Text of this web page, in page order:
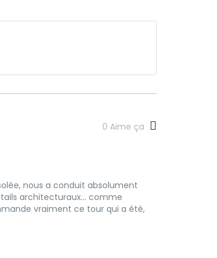
0 Aime ça
nous a conduit absolument
architecturaux... comme
vraiment ce tour qui a été,